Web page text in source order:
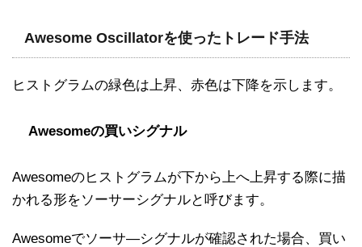
Awesome Oscillatorを使ったトレード手法
ヒストグラムの緑色は上昇、赤色は下降を示します。
Awesomeの買いシグナル
Awesomeのヒストグラムが下から上へ上昇する際に描
かれる形をソーサーシグナルと呼びます。
Awesomeでソーサ―シグナルが確認された場合、買い